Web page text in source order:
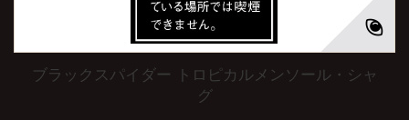
ブラックスパイダー トロピカルメンソール・シャ
グ